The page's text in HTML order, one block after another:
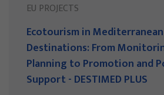
EU PROJECTS
Ecotourism in Mediterranean
Destinations: From
Planning to Promotion and
Support - DESTIMED PLUS